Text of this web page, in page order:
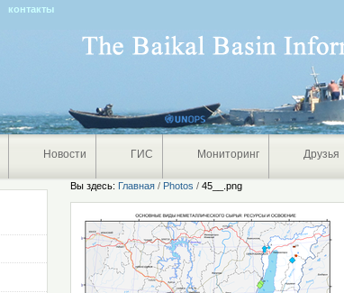
контакты
Новости ГИС Мониторинг Друзья
Вы здесь: Главная / Photos /45__.png